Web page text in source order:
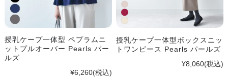
授乳ケープ一体型 ペプラムニ
ットプルオーバー Pearls パー
ルズ
¥6,260(税込)
授乳ケープ一体型ボックスニッ
トワンピース Pearls パールズ
¥8,060(税込)